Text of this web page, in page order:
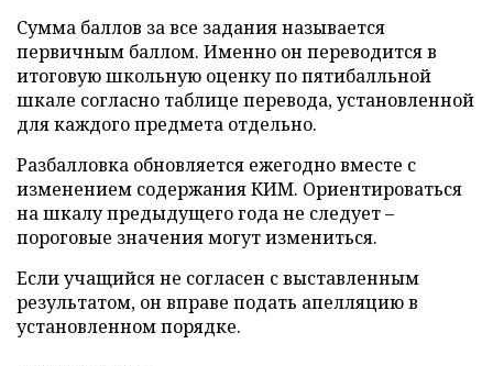
Сумма баллов за все задания называется
первичным баллом. Именно он переводится в
итоговую школьную оценку по пятибалльной
шкале согласно таблице перевода, установленной
для каждого предмета отдельно.
Разбалловка обновляется ежегодно вместе с
изменением содержания КИМ. Ориентироваться
на шкалу предыдущего года не следует –
пороговые значения могут измениться.
Если учащийся не согласен с выставленным
результатом, он вправе подать апелляцию в
установленном порядке.